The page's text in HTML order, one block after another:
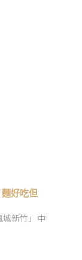
好吃但
新竹」中